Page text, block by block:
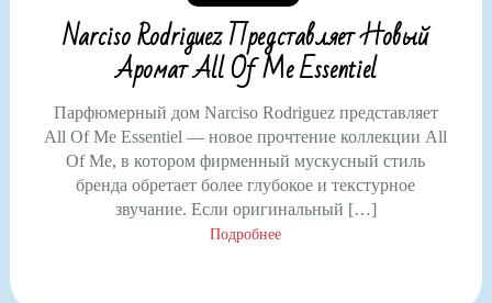
Narciso Rodriguez Представляет Новый
Аромат All Of Me Essentiel
Парфюмерный дом Narciso Rodriguez представляет
All Of Me Essentiel — новое прочтение коллекции All
Of Me, в котором фирменный мускусный стиль
бренда обретает более глубокое и текстурное
звучание. Если оригинальный […]
Подробнее